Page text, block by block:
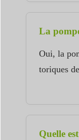
La
Oui, la
toriques
Quelle